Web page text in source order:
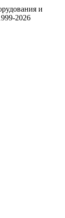
и
2026